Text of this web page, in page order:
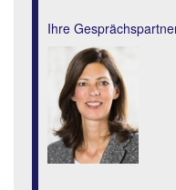
Ihre